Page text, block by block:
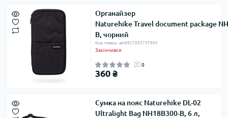
Органайзер
Naturehike Travel document package
B, чорний
Код товару: atl-6927595737965
Закінчився
0
360 ₴
Сумка на пояс Naturehike DL-02
Ultralight Bag NH18B300-B, 6 л,